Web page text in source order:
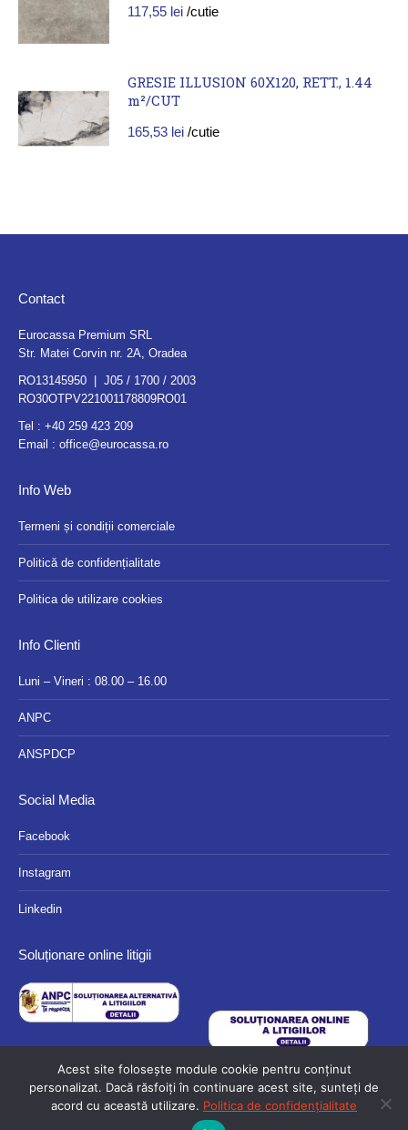
117,55 lei /cutie
GRESIE ILLUSION 60X120, RETT., 1.44
m²/CUT
165,53 lei /cutie
Contact
Eurocassa Premium SRL
Str. Matei Corvin nr. 2A, Oradea
RO13145950 | J05 / 1700 / 2003
RO30OTPV221001178809RO01
Tel : +40 259 423 209
Email : office@eurocassa.ro
Info Web
Termeni și condiții comerciale
Politică de confidențialitate
Politica de utilizare cookies
Info Clienti
Luni – Vineri : 08.00 – 16.00
ANPC
ANSPDCP
Social Media
Facebook
Instagram
Linkedin
Soluționare online litigii
© 2024 Eurocassa - Toate drepturile rezervate.
Acest site folosește module cookie pentru conținut
personalizat. Dacă răsfoiți în continuare acest site, sunteți de
acord cu această utilizare. Politica de confidențialitate